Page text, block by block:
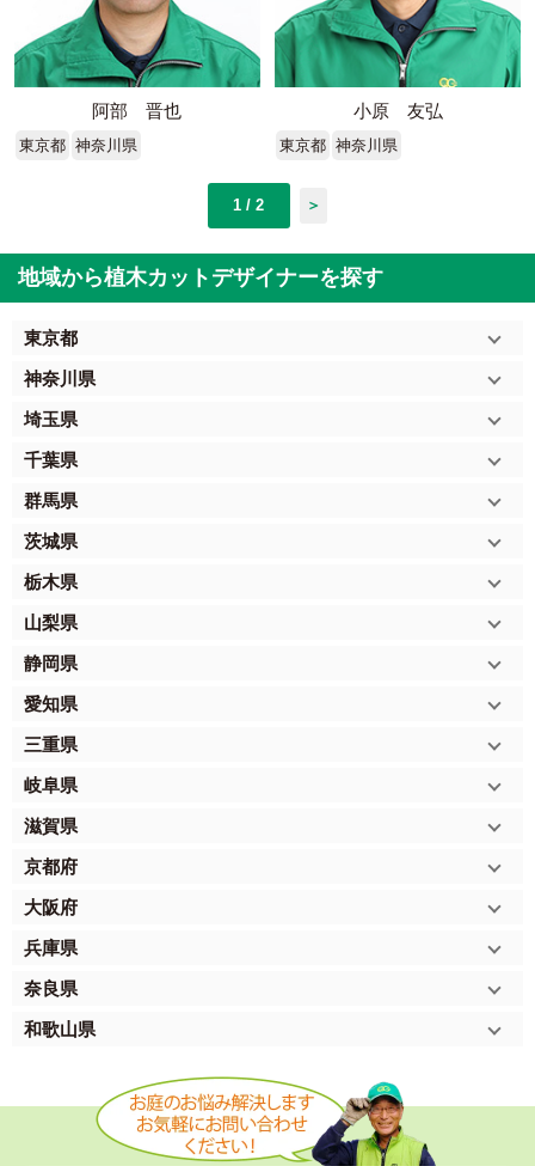
阿部 晋也
東京都 神奈川県
小原 友弘
東京都 神奈川県
1 / 2 ＞
地域から植木カットデザイナーを探す
東京都
神奈川県
埼玉県
千葉県
群馬県
茨城県
栃木県
山梨県
静岡県
愛知県
三重県
岐阜県
滋賀県
京都府
大阪府
兵庫県
奈良県
和歌山県